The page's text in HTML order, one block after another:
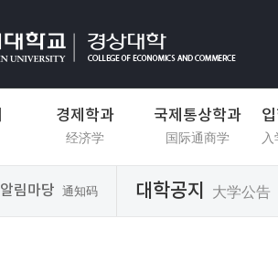
경제학과
经济学
국제통상학과
国际通商学
알림마당 通知码 대학공지 大学公告